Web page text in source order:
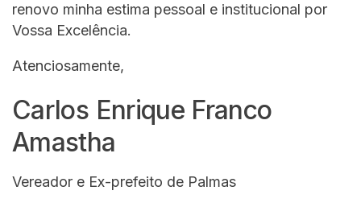
renovo minha estima pessoal e institucional por
Vossa Excelência.
Atenciosamente,
Carlos Enrique Franco
Amastha
Vereador e Ex-prefeito de Palmas